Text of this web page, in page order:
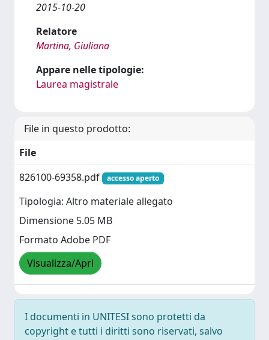
2015-10-20
Relatore
Martina, Giuliana
Appare nelle tipologie:
Laurea magistrale
File in questo prodotto:
File
826100-69358.pdf
accesso aperto
Tipologia: Altro materiale allegato
Dimensione 5.05 MB
Formato Adobe PDF
Visualizza/Apri
I documenti in UNITESI sono protetti da
copyright e tutti i diritti sono riservati, salvo